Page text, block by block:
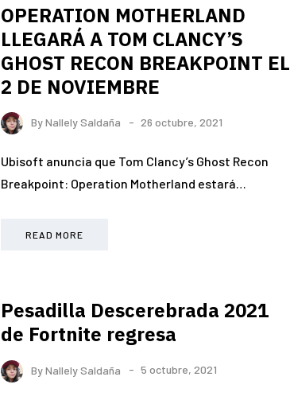
OPERATION MOTHERLAND
LLEGARÁ A TOM CLANCY’S
GHOST RECON BREAKPOINT EL
2 DE NOVIEMBRE
ByNallely Saldaña 26 octubre, 2021
Ubisoft anuncia que Tom Clancy’s Ghost Recon
Breakpoint: Operation Motherland estará…
READ MORE
Pesadilla Descerebrada 2021
de Fortnite regresa
ByNallely Saldaña 5 octubre, 2021